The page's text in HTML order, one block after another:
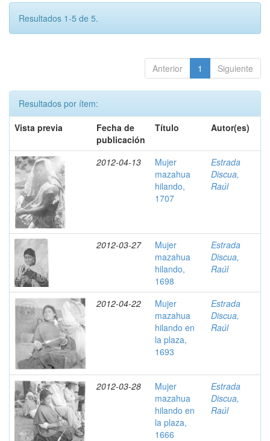
Resultados 1-5 de 5.
Anterior 1 Siguiente
Resultados por ítem:
Vista previa
Fecha de
publicación
Título Autor(es)
2012-04-13
Mujer
mazahua
hilando,
1707
Estrada
Discua,
Raúl
2012-03-27
Mujer
mazahua
hilando,
1698
Estrada
Discua,
Raúl
2012-04-22
Mujer
mazahua
hilando en
la plaza,
1693
Estrada
Discua,
Raúl
2012-03-28
Mujer
mazahua
hilando en
la plaza,
1666
Estrada
Discua,
Raúl